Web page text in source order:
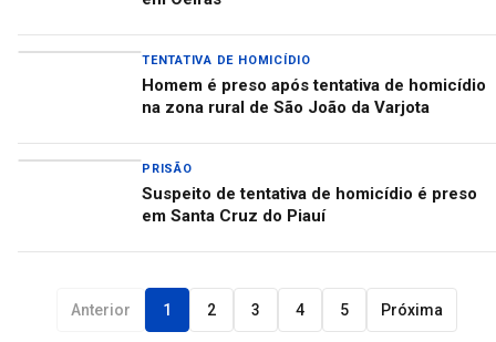
TENTATIVA DE HOMICÍDIO
Homem é preso após tentativa de homicídio
na zona rural de São João da Varjota
PRISÃO
Suspeito de tentativa de homicídio é preso
em Santa Cruz do Piauí
Anterior 1 2 3 4 5 Próxima